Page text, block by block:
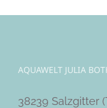
AQUAWELT JULIA
38239 Salzgitter